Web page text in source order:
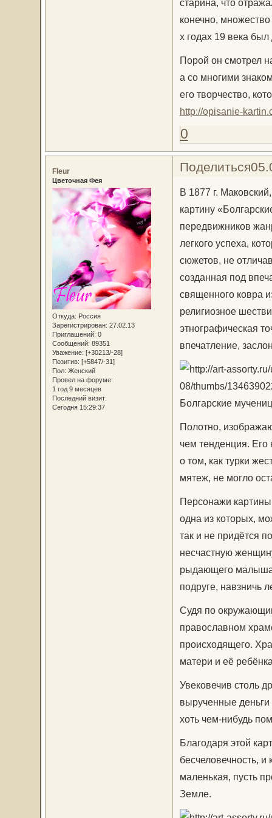
старина, что
конечно,
х годах 19 века
Порой он смотрел
а со многими
его творчество,
http://opisanie-
0
Поделиться
Fleur
Цветочная Фея
Откуда: Россия
Зарегистрирован: 27.02.13
Приглашений: 0
Сообщений: 89351
Уважение: [+30213/-28]
Позитив: [+5847/-31]
Пол: Женский
Провел на форуме:
1 год 9 месяцев
Последний визит:
Сегодня 15:29:37
В 1877 г.
картину
передвижников
легкого успеха,
сюжетов, не
созданная под
священного ковра
религиозное
этнографическая
впечатление,
Болгарские
Полотно,
чем тенденция.
о том, как турки
мятеж, не могло
Персонажи
одна из которых,
так и не придётся
несчастную
рыдающего малыша,
подруге, навзничь
Судя по
православном
происходящего.
матери и её
Увековечив столь
вырученные
хоть чем-нибудь
Благодаря этой
бесчеловечность,
маленькая, пусть
Земле.